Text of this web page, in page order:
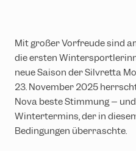
Mit großer Vorfreude sind
die ersten
neue Saison der Silvretta
23. November 2025
Nova beste Stimmung –
Wintertermins, der in
Bedingungen überraschte.